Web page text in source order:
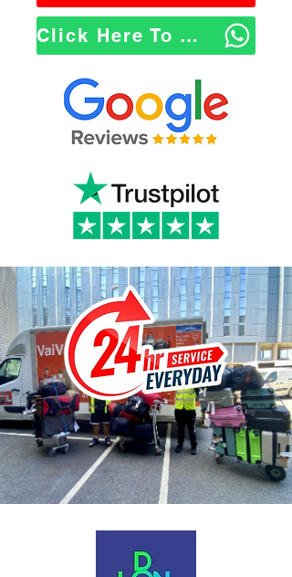
Click Here To WhatsApp Us